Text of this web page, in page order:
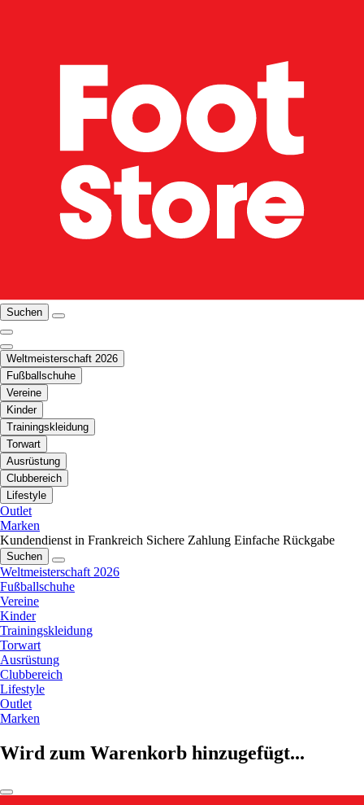
Suchen
Weltmeisterschaft 2026
Fußballschuhe
Vereine
Kinder
Trainingskleidung
Torwart
Ausrüstung
Clubbereich
Lifestyle
Outlet
Marken
Kundendienst in Frankreich Sichere Zahlung Einfache Rückgabe
Suchen
Weltmeisterschaft 2026
Fußballschuhe
Vereine
Kinder
Trainingskleidung
Torwart
Ausrüstung
Clubbereich
Lifestyle
Outlet
Marken
Wird zum Warenkorb hinzugefügt...